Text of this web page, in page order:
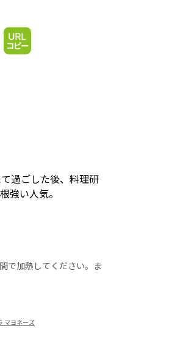
過ごした後、料理研
強い人気。
で加熱してください。ま
マヨネーズ